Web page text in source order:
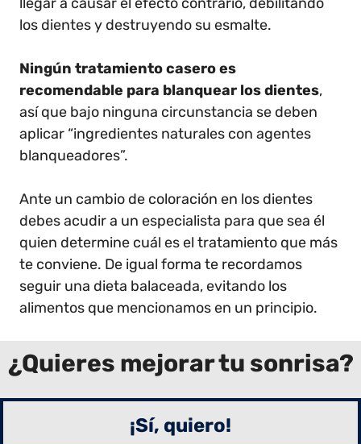
los dientes y destruyendo su esmalte.
Ningún tratamiento casero es
recomendable para blanquear los dientes,
así que bajo ninguna circunstancia se deben
aplicar “ingredientes naturales con agentes
blanqueadores”.
Ante un cambio de coloración en los dientes
debes acudir a un especialista para que sea él
quien determine cuál es el tratamiento que más
te conviene. De igual forma te recordamos
seguir una dieta balaceada, evitando los
alimentos que mencionamos en un principio.
¿Quieres mejorar tu sonrisa?
¡Sí, quiero!